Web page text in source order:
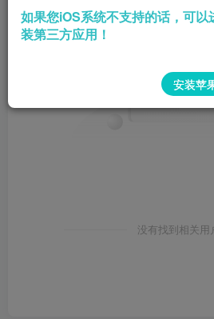
没有找到相关用
如果您iOS系统不支持的话，可
装第三方应用！
安装苹